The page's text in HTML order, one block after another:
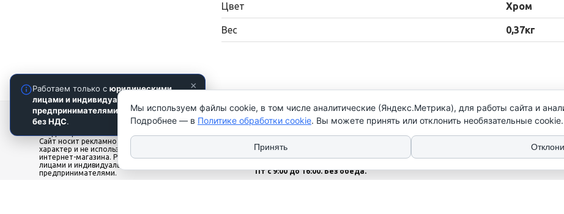
Цвет Хром
Вес 0,37кг
2026 © ТЧУП "КУЛАК". Использование
материалов сайта только с разрешения
Сайт носит рекламно-информационный
характер и не используется в качестве
интернет-магазина. Работаем только с юр.
лицами и индивидуальными
предпринимателями.
Наши контакты
local_phone
‎+375 (17) 276 79 25
‎+375 (17) 352 79 73
history
Офис: Пн-Чт с 9:00 до 17:00
Пт с 9:00 до 16:00. Без обеда.
Мы используем файлы cookie, в том числе аналитические (Яндекс.Метрика), для работы сайта и
Подробнее — в Политике обработки cookie. Вы можете принять или отклонить необязательные cookie.
Принять
×
Работаем только с юридическими
лицами и индивидуальными
предпринимателями . Цены указаны
без НДС.